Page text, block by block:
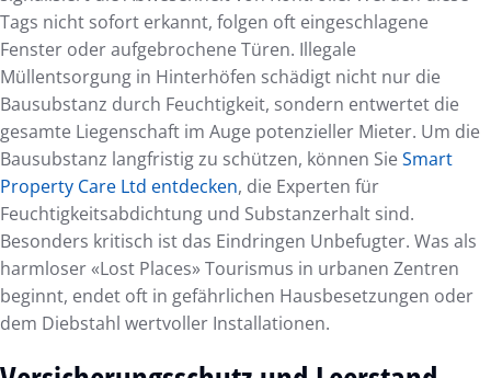
Tags nicht sofort erkannt, folgen oft eingeschlagene
Fenster oder aufgebrochene Türen. Illegale
Müllentsorgung in Hinterhöfen schädigt nicht nur die
Bausubstanz durch Feuchtigkeit, sondern entwertet die
gesamte Liegenschaft im Auge potenzieller Mieter. Um die
Bausubstanz langfristig zu schützen, können SieSmart
Property Care Ltd entdecken, die Experten für
Feuchtigkeitsabdichtung und Substanzerhalt sind.
Besonders kritisch ist das Eindringen Unbefugter. Was als
harmloser «Lost Places» Tourismus in urbanen Zentren
beginnt, endet oft in gefährlichen Hausbesetzungen oder
dem Diebstahl wertvoller Installationen.